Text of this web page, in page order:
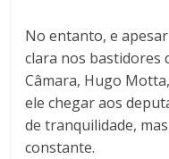
No entanto, e
clara nos bastidores
Câmara, Hugo
ele chegar aos
de tranquilidade,
constante.